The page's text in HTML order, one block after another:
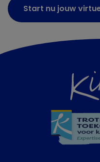
Start nu jouw